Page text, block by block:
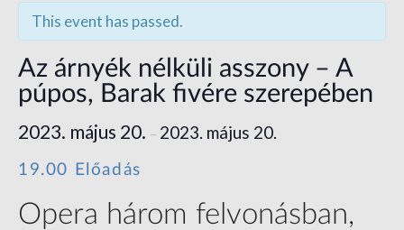
This event has passed.
Az árnyék nélküli asszony – A
púpos, Barak fivére szerepében
2023. május 20. – 2023. május 20.
19.00 Előadás
Opera három felvonásban,